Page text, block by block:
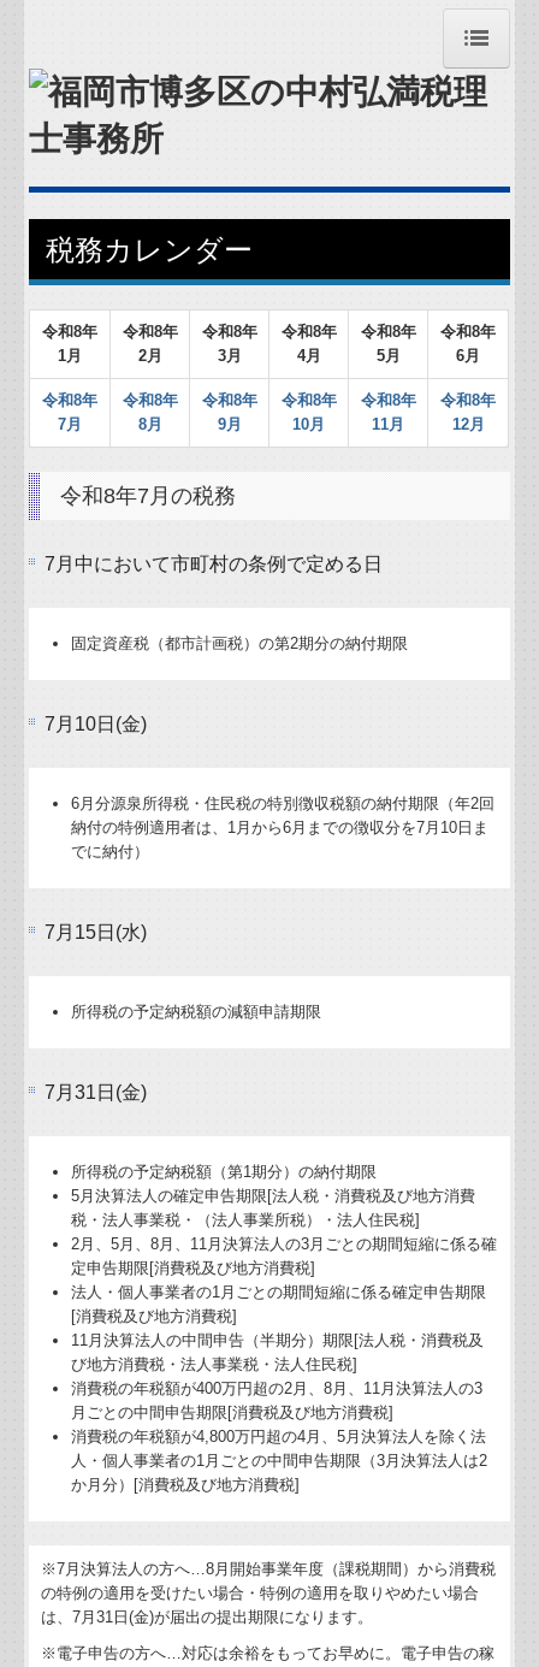
トップページ
お知らせ
事務所紹介
経営理念
交通案内
業務案内
関連リンク
リンク集
経営者お役立ち情報
経営革新等支援機関とは
継続MASシステム
建設業用会計情報DB
税務カレンダー
令和8年
1月
令和8年
2月
令和8年
3月
令和8年
4月
令和8年
5月
令和8年
6月
令和8年
7月
令和8年
8月
令和8年
9月
令和8年
10月
令和8年
11月
令和8年
12月
令和8年7月の税務
7月中において市町村の条例で定める日
固定資産税（都市計画税）の第2期分の納付期限
7月10日(金)
6月分源泉所得税・住民税の特別徴収税額の納付期限（年2回
納付の特例適用者は、1月から6月までの徴収分を7月10日ま
でに納付）
7月15日(水)
所得税の予定納税額の減額申請期限
7月31日(金)
所得税の予定納税額（第1期分）の納付期限
5月決算法人の確定申告期限[法人税・消費税及び地方消費
税・法人事業税・（法人事業所税）・法人住民税]
2月、5月、8月、11月決算法人の3月ごとの期間短縮に係る確
定申告期限[消費税及び地方消費税]
法人・個人事業者の1月ごとの期間短縮に係る確定申告期限
[消費税及び地方消費税]
11月決算法人の中間申告（半期分）期限[法人税・消費税及
び地方消費税・法人事業税・法人住民税]
消費税の年税額が400万円超の2月、8月、11月決算法人の3
月ごとの中間申告期限[消費税及び地方消費税]
消費税の年税額が4,800万円超の4月、5月決算法人を除く法
人・個人事業者の1月ごとの中間申告期限（3月決算法人は2
か月分）[消費税及び地方消費税]
※7月決算法人の方へ…8月開始事業年度（課税期間）から消費税
の特例の適用を受けたい場合・特例の適用を取りやめたい場合
は、7月31日(金)が届出の提出期限になります。
※電子申告の方へ…対応は余裕をもってお早めに。電子申告の稼